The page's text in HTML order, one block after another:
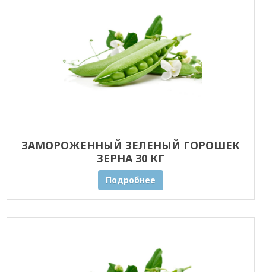
ЗАМОРОЖЕННЫЙ ЗЕЛЕНЫЙ ГОРОШЕК
ЗЕРНА 30 КГ
Подробнее